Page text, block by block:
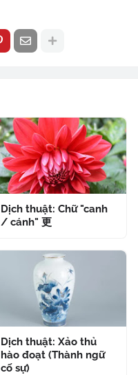
Dịch thuật: Chữ "canh
/ cánh" 更
Dịch thuật: Xảo thủ
hào đoạt (Thành ngữ
cố sự)